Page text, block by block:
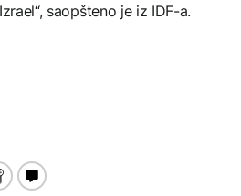
saopšteno je iz IDF-a.